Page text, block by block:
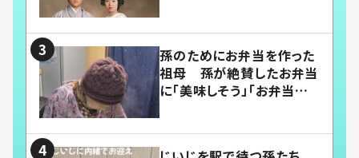
孫のためにお弁当を作った
祖母 孫が絶賛したお弁当
に「美味しそう」「お弁当すご